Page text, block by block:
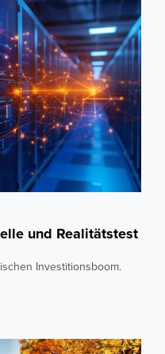
und Realitätstest
Investitionsboom.